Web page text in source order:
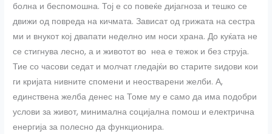
болна и беспомошна. Тој е со повеќе дијагноза и тешко се
движи од повреда на кичмата. Зависат од грижата на сестра
ми и внукот кој двапати неделно им носи храна. До куќата не
се стигнува лесно, а и животот во неа е тежок и без струја.
Тие со часови седат и молчат гледајќи во старите ѕидови кои
ги кријата нивните спомени и неостварени желби. А,
единствена желба денес на Томе му е само да има подобри
услови за живот, минимална социјална помош и електрична
енергија за полесно да функционира.